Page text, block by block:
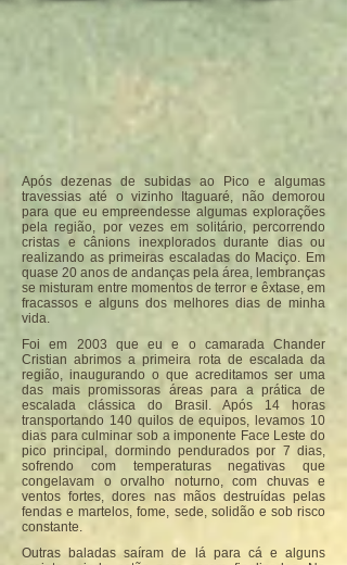
Após dezenas de subidas ao Pico e algumas
travessias até o vizinho Itaguaré, não demorou
para que eu empreendesse algumas explorações
pela região, por vezes em solitário, percorrendo
cristas e cânions inexplorados durante dias ou
realizando as primeiras escaladas do Maciço. Em
quase 20 anos de andanças pela área, lembranças
se misturam entre momentos de terror e êxtase, em
fracassos e alguns dos melhores dias de minha
vida.
Foi em 2003 que eu e o camarada Chander
Cristian abrimos a primeira rota de escalada da
região, inaugurando o que acreditamos ser uma
das mais promissoras áreas para a prática de
escalada clássica do Brasil. Após 14 horas
transportando 140 quilos de equipos, levamos 10
dias para culminar sob a imponente Face Leste do
pico principal, dormindo pendurados por 7 dias,
sofrendo com temperaturas negativas que
congelavam o orvalho noturno, com chuvas e
ventos fortes, dores nas mãos destruídas pelas
fendas e martelos, fome, sede, solidão e sob risco
constante.
Outras baladas saíram de lá para cá e alguns